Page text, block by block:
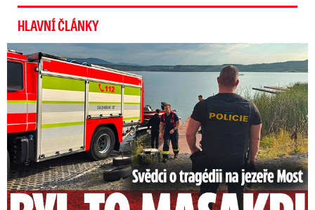
HLAVNÍ ČLÁNKY
Svědci o tragédii na jezeře Most: Byl to masakr!